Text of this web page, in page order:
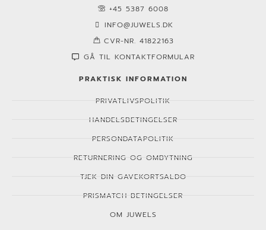
+45 5387 6008
INFO@JUWELS.DK
CVR-NR. 41822163
GÅ TIL KONTAKTFORMULAR
PRAKTISK INFORMATION
PRIVATLIVSPOLITIK
HANDELSBETINGELSER
PERSONDATAPOLITIK
RETURNERING OG OMBYTNING
TJEK DIN GAVEKORTSALDO
PRISMATCH BETINGELSER
OM JUWELS